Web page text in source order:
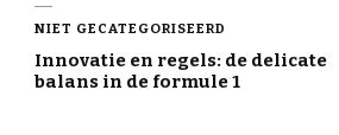
NIET GECATEGORISEERD
Innovatie en regels: de delicate
balans in de formule 1